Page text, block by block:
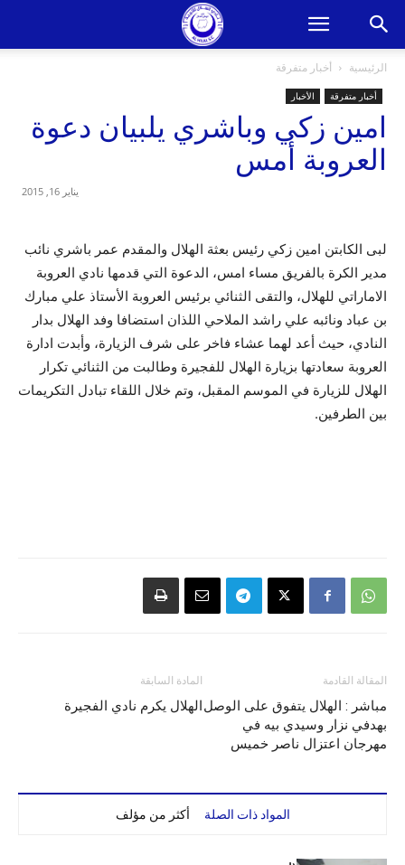
الرئيسية أخبار متفرقة
أخبار متفرقة الأخبار
امين زكي وباشري يلبيان دعوة
العروبة أمس
يناير 16, 2015
لبى الكابتن امين زكي رئيس بعثة الهلال والمقدم عمر باشري نائب
مدير الكرة بالفريق مساء امس، الدعوة التي قدمها نادي العروبة
الاماراتي للهلال، والتقى الثنائي برئيس العروبة الأستاذ علي مبارك
بن عباد ونائبه علي راشد الملاحي اللذان استضافا وفد الهلال بدار
النادي، حيث أعد لهما عشاء فاخر على شرف الزيارة، وأبدت ادارة
العروبة سعادتها بزيارة الهلال للفجيرة وطالبت من الثنائي تكرار
الهلال للزيارة في الموسم المقبل، وتم خلال اللقاء تبادل التكريمات
بين الطرفين.
المادة السابقة
الهلال يكرم نادي الفجيرة
المقالة القادمة
مباشر : الهلال يتفوق على الوصل
بهدفي نزار وسيدي بيه في
مهرجان اعتزال ناصر خميس
المواد ذات الصلة أكثر من مؤلف